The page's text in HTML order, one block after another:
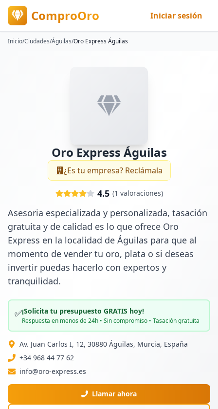
ComproOro Iniciar sesión
Inicio/Ciudades/Águilas/Oro Express Águilas
Oro Express Águilas
¿Es tu empresa? Reclámala
4.5 (1 valoraciones)
Asesoria especializada y personalizada, tasación
gratuita y de calidad es lo que ofrece Oro
Express en la localidad de Águilas para que al
momento de vender tu oro, plata o si deseas
invertir puedas hacerlo con expertos y
tranquilidad.
✅¡Solicita tu presupuesto GRATIS hoy!
Respuesta en menos de 24h • Sin compromiso • Tasación gratuita
Av. Juan Carlos I, 12, 30880 Águilas, Murcia, España
+34 968 44 77 62
info@oro-express.es
Llamar ahora